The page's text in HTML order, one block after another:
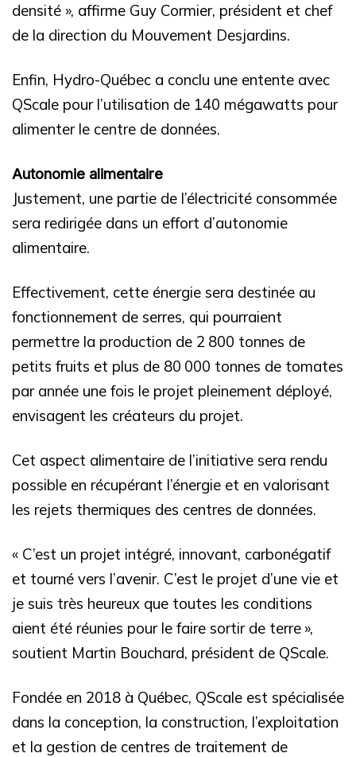
densité », affirme Guy Cormier, président et chef
de la direction du Mouvement Desjardins.
Enfin, Hydro-Québec a conclu une entente avec
QScale pour l’utilisation de 140 mégawatts pour
alimenter le centre de données.
Autonomie alimentaire
Justement, une partie de l’électricité consommée
sera redirigée dans un effort d’autonomie
alimentaire.
Effectivement, cette énergie sera destinée au
fonctionnement de serres, qui pourraient
permettre la production de 2 800 tonnes de
petits fruits et plus de 80 000 tonnes de tomates
par année une fois le projet pleinement déployé,
envisagent les créateurs du projet.
Cet aspect alimentaire de l’initiative sera rendu
possible en récupérant l’énergie et en valorisant
les rejets thermiques des centres de données.
« C’est un projet intégré, innovant, carbonégatif
et tourné vers l’avenir. C’est le projet d’une vie et
je suis très heureux que toutes les conditions
aient été réunies pour le faire sortir de terre »,
soutient Martin Bouchard, président de QScale.
Fondée en 2018 à Québec, QScale est spécialisée
dans la conception, la construction, l’exploitation
et la gestion de centres de traitement de